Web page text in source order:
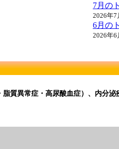
7月の
2026年7
6月の
2026年6
質異常症・高尿酸血症）、内分